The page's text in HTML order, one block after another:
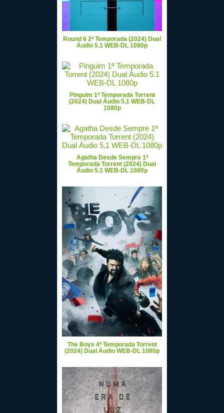
Round 6 2ª Temporada (2024) Dual
Áudio 5.1 WEB-DL 1080p
Pinguim 1ª Temporada Torrent
(2024) Dual Áudio 5.1 WEB-DL
1080p
Agatha Desde Sempre 1ª
Temporada Torrent (2024) Dual
Áudio 5.1 WEB-DL 1080p
The Boys 4ª Temporada Torrent
(2024) Dual Áudio WEB-DL 1080p